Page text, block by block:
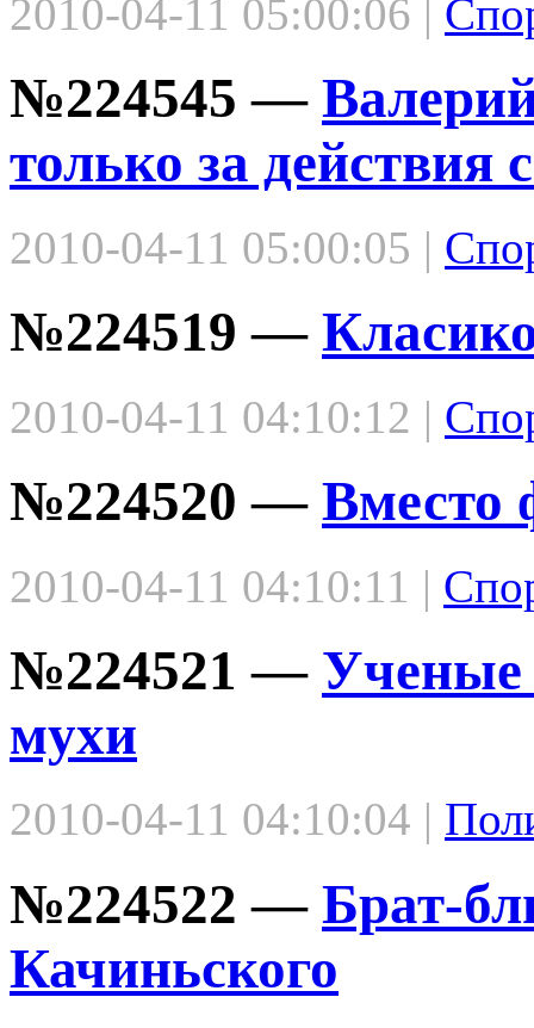
2010-04-11 05:00:06 |
№224545 —
только за действия
2010-04-11 05:00:05 |
№224519 —
2010-04-11 04:10:12 |
№224520 — Вместо
2010-04-11 04:10:11 |
№224521 — Ученые
мухи
2010-04-11 04:10:04 |
№224522 — Брат-
Качиньского